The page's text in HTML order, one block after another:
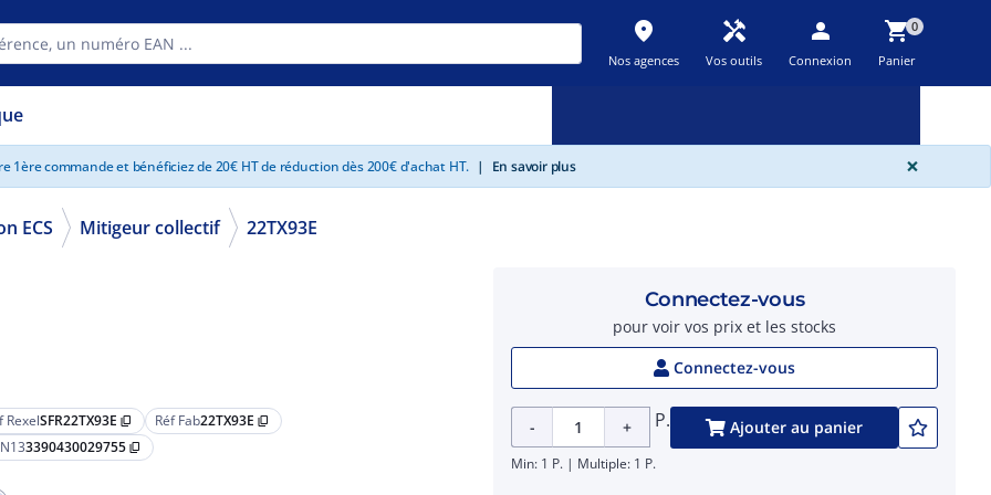
place
Nos agences
handyman
Vos outils
person
Connexion
shopping_cart0
Panier
1ère commande et bénéficiez de 20€ HT de réduction dès 200€ d'achat HT. | En savoir plus ×
ECS Mitigeur collectif 22TX93E
RexelSFR22TX93E content_copy Réf Fab22TX93E content_copy
3390430029755 content_copy
Connectez-vous
pour voir vos prix et les stocks
Connectez-vous
- + P. Ajouter au panier
Min: 1 P. | Multiple: 1 P.